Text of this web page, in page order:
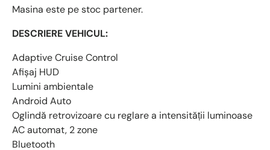
Masina este pe stoc partener.
DESCRIERE VEHICUL:
Adaptive Cruise Control
Afişaj HUD
Lumini ambientale
Android Auto
Oglindă retrovizoare cu reglare a intensității luminoase
AC automat, 2 zone
Bluetooth